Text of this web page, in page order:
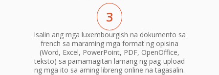
3
Isalin ang mga luxembourgish na dokumento sa
french sa maraming mga format ng opisina
(Word, Excel, PowerPoint, PDF, OpenOffice,
teksto) sa pamamagitan lamang ng pag-upload
ng mga ito sa aming libreng online na tagasalin.